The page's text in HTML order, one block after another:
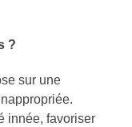
?
sur une
innée, favoriser